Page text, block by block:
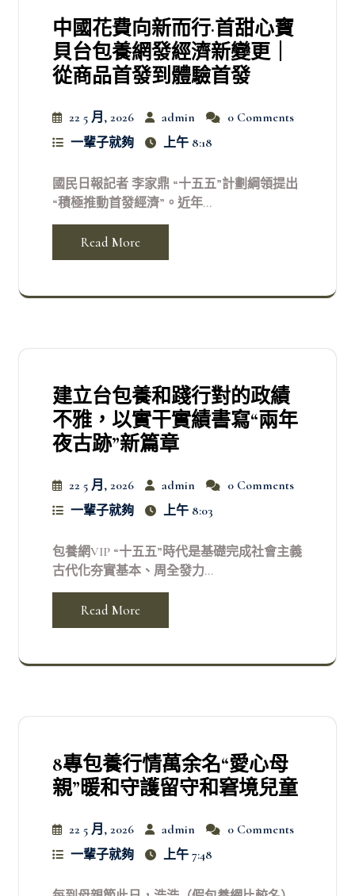
中國花費向新而行·首甜心寶
貝台包養網發經濟新變更｜
從商品首發到體驗首發
22 5 月, 2026 admin
0 Comments
一輩子就夠
上午 8:18
國民日報記者 李家鼎 “十五五”計劃綱領提出
“積極推動首發經濟”。近年...
Read More
建立台包養和踐行對的政績
不雅，以實干實績書寫“兩年
夜古跡”新篇章
22 5 月, 2026 admin
0 Comments
一輩子就夠
上午 8:03
包養網VIP “十五五”時代是基礎完成社會主義
古代化夯實基本、周全發力...
Read More
8專包養行情萬余名“愛心母
親”暖和守護留守和窘境兒童
22 5 月, 2026 admin
0 Comments
一輩子就夠
上午 7:48